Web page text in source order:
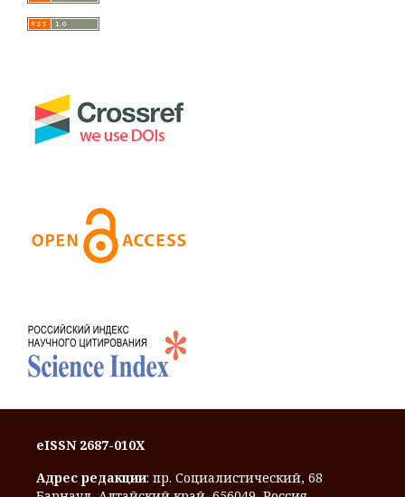
eISSN 2687-010X
Адрес редакции: пр. Социалистический, 68